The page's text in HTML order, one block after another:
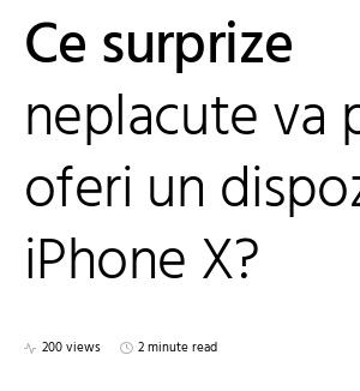
Ce surprize
neplacute va
oferi un
iPhone X?
200 views 2 minute read